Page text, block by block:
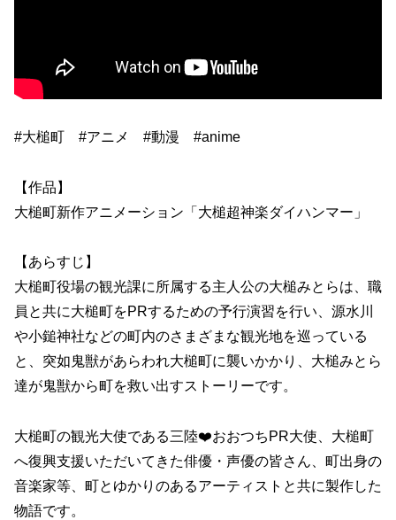
#大槌町 #アニメ #動漫 #anime
【作品】
大槌町新作アニメーション「大槌超神楽ダイハンマー」
【あらすじ】
大槌町役場の観光課に所属する主人公の大槌みとらは、職
員と共に大槌町をPRするための予行演習を行い、源水川
や小鎚神社などの町内のさまざまな観光地を巡っている
と、突如鬼獣があらわれ大槌町に襲いかかり、大槌みとら
達が鬼獣から町を救い出すストーリーです。
大槌町の観光大使である三陸❤️おおつちPR大使、大槌町
へ復興支援いただいてきた俳優・声優の皆さん、町出身の
音楽家等、町とゆかりのあるアーティストと共に製作した
物語です。